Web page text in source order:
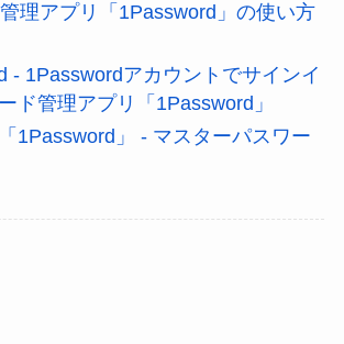
理アプリ「1Password」の使い方
- 1Passwordアカウントでサインイ
ド管理アプリ「1Password」
1Password」 - マスターパスワー